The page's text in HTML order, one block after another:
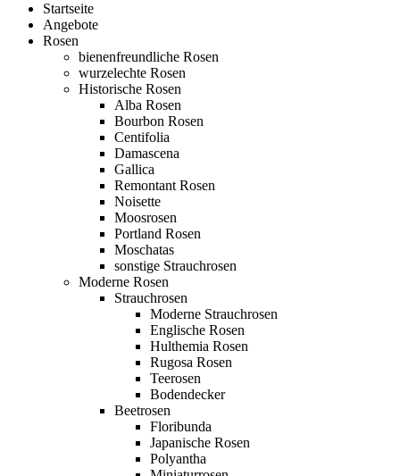
Startseite
Angebote
Rosen
bienenfreundliche Rosen
wurzelechte Rosen
Historische Rosen
Alba Rosen
Bourbon Rosen
Centifolia
Damascena
Gallica
Remontant Rosen
Noisette
Moosrosen
Portland Rosen
Moschatas
sonstige Strauchrosen
Moderne Rosen
Strauchrosen
Moderne Strauchrosen
Englische Rosen
Hulthemia Rosen
Rugosa Rosen
Teerosen
Bodendecker
Beetrosen
Floribunda
Japanische Rosen
Polyantha